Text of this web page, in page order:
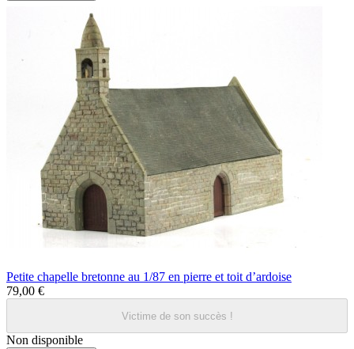
Petite chapelle bretonne au 1/87 en pierre et toit d’ardoise
79,00 €
Victime de son succès !
Non disponible